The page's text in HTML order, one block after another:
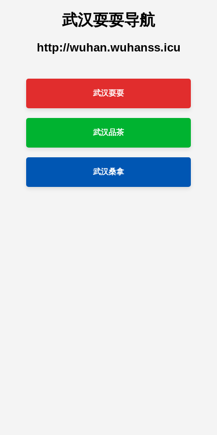
武汉耍耍导航
http://wuhan.wuhanss.icu
武汉耍耍
武汉品茶
武汉桑拿